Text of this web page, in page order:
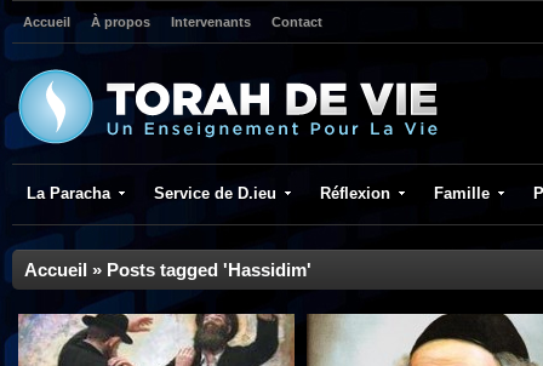
Accueil À propos Intervenants Contact
La Paracha Service de D.ieu Réflexion Famille
Accueil » Posts tagged 'Hassidim'